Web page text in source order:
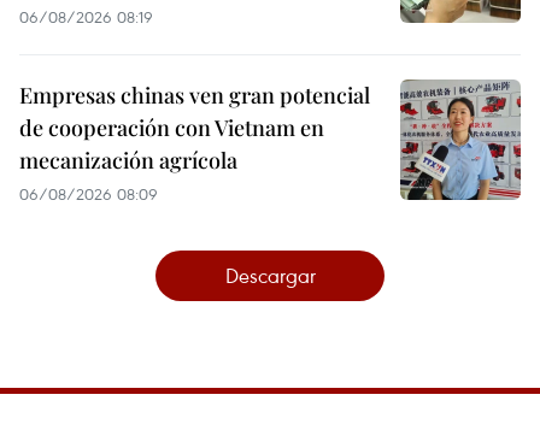
06/08/2026 08:19
Empresas chinas ven gran potencial
de cooperación con Vietnam en
mecanización agrícola
06/08/2026 08:09
Descargar